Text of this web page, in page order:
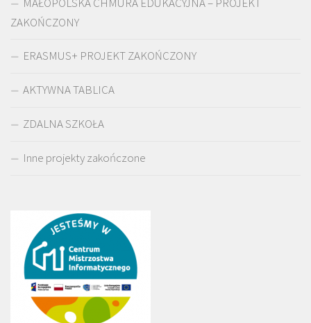
ZAKOŃCZONY
ERASMUS+ PROJEKT ZAKOŃCZONY
AKTYWNA TABLICA
ZDALNA SZKOŁA
Inne projekty zakończone